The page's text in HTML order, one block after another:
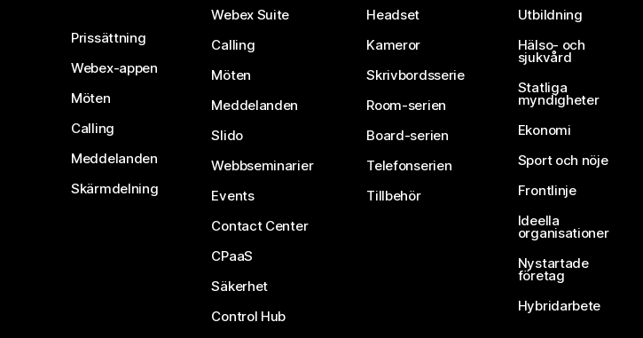
Prissättning
Webex-appen
Möten
Calling
Meddelanden
Skärmdelning
Webex Suite
Calling
Möten
Meddelanden
Slido
Webbseminarier
Events
Contact Center
CPaaS
Säkerhet
Control Hub
Headset
Kameror
Skrivbordsserie
Room-serien
Board-serien
Telefonserien
Tillbehör
Utbildning
Hälso- och
sjukvård
Statliga
myndigheter
Ekonomi
Sport och nöje
Frontlinje
Ideella
organisationer
Nystartade
företag
Hybridarbete